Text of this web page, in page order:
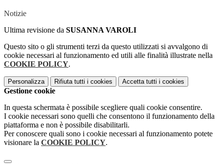
Notizie
Ultima revisione da SUSANNA VAROLI
Questo sito o gli strumenti terzi da questo utilizzati si avvalgono di
cookie necessari al funzionamento ed utili alle finalità illustrate nella
COOKIE POLICY.
Personalizza Rifiuta tutti i cookies Accetta tutti i cookies
Gestione cookie
In questa schermata è possibile scegliere quali cookie consentire.
I cookie necessari sono quelli che consentono il funzionamento della
piattaforma e non è possibile disabilitarli.
Per conoscere quali sono i cookie necessari al funzionamento potete
visionare la COOKIE POLICY.